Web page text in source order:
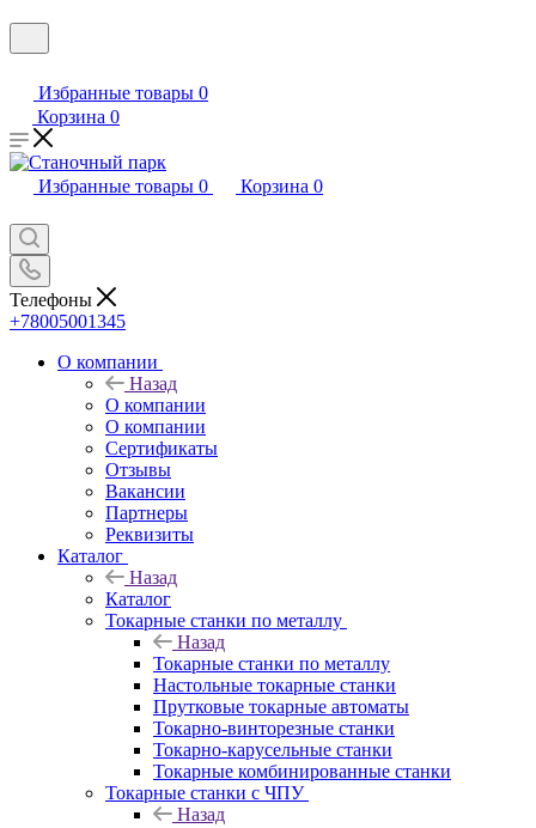
Избранные товары 0
Корзина 0
Избранные товары 0 Корзина 0
Телефоны
+78005001345
О компании
Назад
О компании
О компании
Сертификаты
Отзывы
Вакансии
Партнеры
Реквизиты
Каталог
Назад
Каталог
Токарные станки по металлу
Назад
Токарные станки по металлу
Настольные токарные станки
Прутковые токарные автоматы
Токарно-винторезные станки
Токарно-карусельные станки
Токарные комбинированные станки
Токарные станки с ЧПУ
Назад